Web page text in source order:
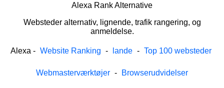
Alexa Rank Alternative
Websteder alternativ, lignende, trafik rangering, og
anmeldelse.
Alexa - Website Ranking - lande - Top 100 websteder
Webmasterværktøjer - Browserudvidelser